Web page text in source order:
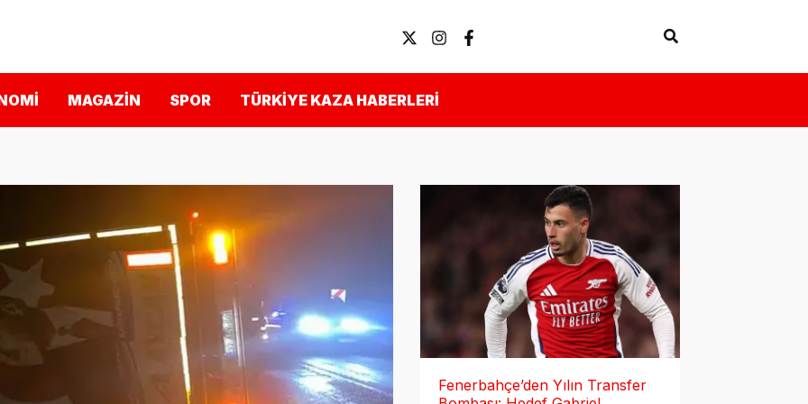
Arama
MAGAZIN SPOR TÜRKIYE KAZA HABERLERI
Fenerbahçe’den Yılın Transfer